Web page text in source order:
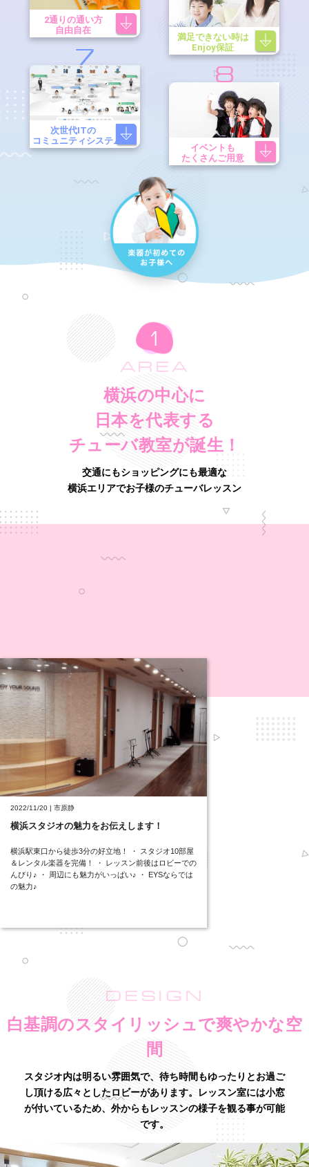
2通りの通い方
自由自在
満足できない時は
Enjoy保証
7
次世代ITの
コミュニティシステム
8
イベントも
たくさんご用意
AREA
横浜の中心に
日本を代表する
チューバ教室が誕生！
交通にもショッピングにも最適な
横浜エリアでお子様のチューバレッスン
2022/11/20 | 市原静
横浜スタジオの魅力をお伝えします！
横浜駅東口から徒歩3分の好立地！ ・ スタジオ10部屋
＆レンタル楽器を完備！ ・ レッスン前後はロビーでの
んびり♪ ・ 周辺にも魅力がいっぱい♪ ・ EYSならでは
の魅力♪
DESIGN
白基調のスタイリッシュで爽やかな空
間
スタジオ内は明るい雰囲気で、待ち時間もゆったりとお過ご
し頂ける広々としたロビーがあります。
レッスン室には小窓
が付いているため、外からもレッスンの様子を観る事が可能
です。